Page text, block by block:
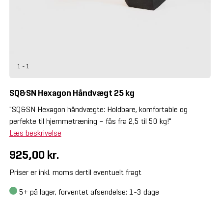
1 - 1
SQ&SN Hexagon Håndvægt 25 kg
"SQ&SN Hexagon håndvægte: Holdbare, komfortable og
perfekte til hjemmetræning – fås fra 2,5 til 50 kg!"
Læs beskrivelse
925,00 kr.
Priser er inkl. moms dertil eventuelt fragt
5+ på lager, forventet afsendelse: 1-3 dage